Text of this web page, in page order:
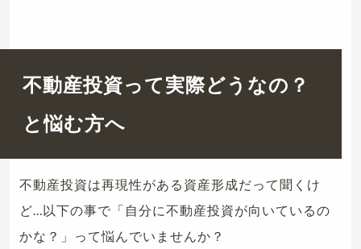
不動産投資って実際どうなの？
と悩む方へ
不動産投資は再現性がある資産形成だって聞くけ
ど...以下の事で「自分に不動産投資が向いているの
かな？」って悩んでいませんか？